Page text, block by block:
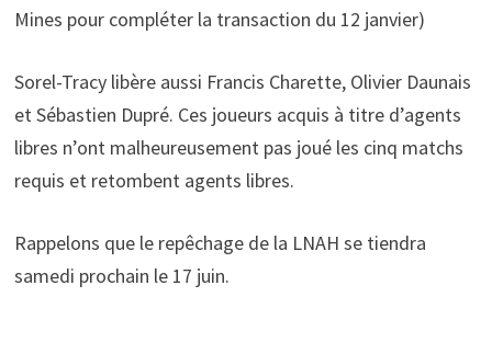
Mines pour compléter la transaction du 12 janvier)
Sorel-Tracy libère aussi Francis Charette, Olivier Daunais
et Sébastien Dupré. Ces joueurs acquis à titre d’agents
libres n’ont malheureusement pas joué les cinq matchs
requis et retombent agents libres.
Rappelons que le repêchage de la LNAH se tiendra
samedi prochain le 17 juin.